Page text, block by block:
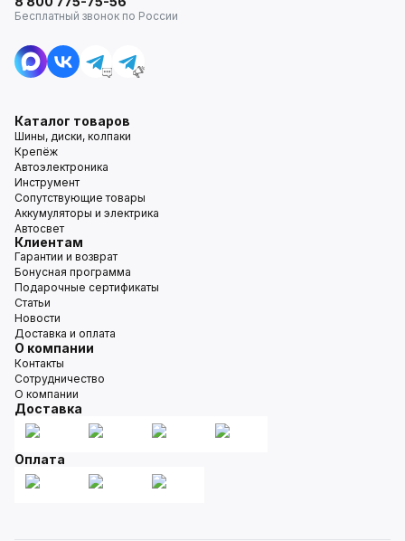
Бесплатный звонок по России
Каталог товаров
Шины, диски, колпаки
Крепёж
Автоэлектроника
Инструмент
Сопутствующие товары
Аккумуляторы и электрика
Автосвет
Клиентам
Гарантии и возврат
Бонусная программа
Подарочные сертификаты
Статьи
Новости
Доставка и оплата
О компании
Контакты
Сотрудничество
О компании
Доставка
Оплата